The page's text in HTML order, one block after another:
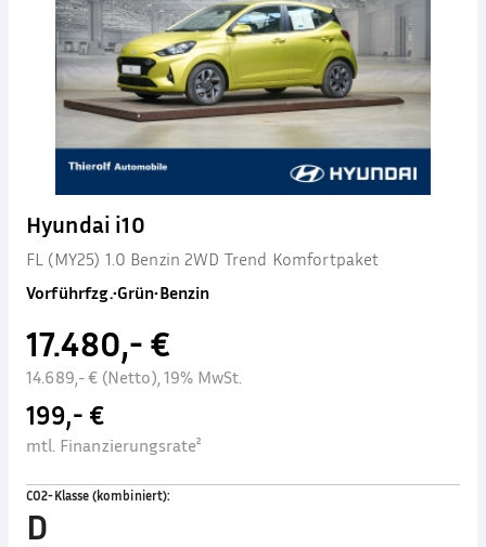
Hyundai i10
FL (MY25) 1.0 Benzin 2WD Trend Komfortpaket
Vorführfzg.•Grün•Benzin
17.480,- €
14.689,- € (Netto), 19% MwSt.
199,- €
mtl. Finanzierungsrate²
CO2-Klasse (kombiniert):
D